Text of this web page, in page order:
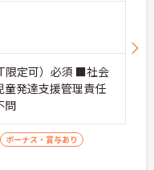
限定可）必須 ■社会
発達支援管理責任
問
ボーナス・賞与あり